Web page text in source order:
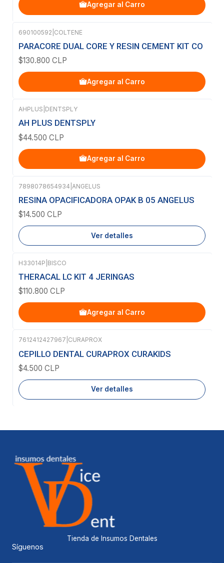
Agregar al Carro
690100592 COLTENE
PARACORE DUAL CORE Y RESIN CEMENT KIT CO
$130.800 CLP
Agregar al Carro
AHPLUS DENTSPLY
AH PLUS DENTSPLY
$44.500 CLP
Agregar al Carro
Agotado
7898078654934 ANGELUS
RESINA OPACIFICADORA OPAK B 05 ANGELUS
$14.500 CLP
Ver detalles
H33014P BISCO
THERACAL LC KIT 4 JERINGAS
$110.800 CLP
Agregar al Carro
Agotado
7612412427967 CURAPROX
CEPILLO DENTAL CURAPROX CURAKIDS
$4.500 CLP
Ver detalles
Tienda de Insumos Dentales
Síguenos